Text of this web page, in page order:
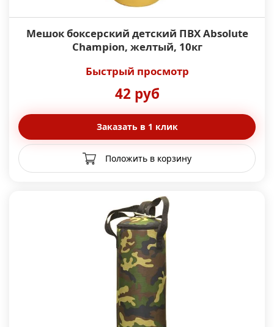
Мешок боксерский детский ПВХ Absolute
Champion, желтый, 10кг
Быстрый просмотр
42 руб
Заказать в 1 клик
Положить в корзину